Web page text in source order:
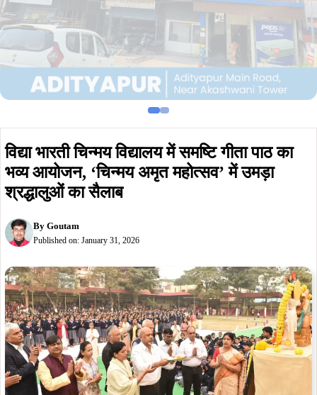
विद्या भारती चिन्मय विद्यालय में समष्टि गीता पाठ का
भव्य आयोजन, ‘चिन्मय अमृत महोत्सव’ में उमड़ा
श्रद्धालुओं का सैलाब
By Goutam
Published on: January 31, 2026